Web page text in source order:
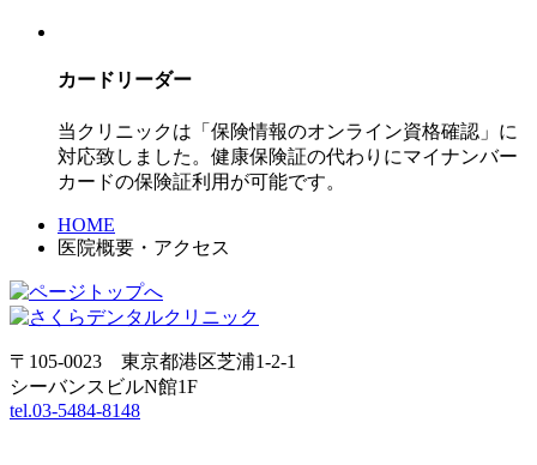
カードリーダー
当クリニックは「保険情報のオンライン資格確認」に
対応致しました。健康保険証の代わりにマイナンバー
カードの保険証利用が可能です。
HOME
医院概要・アクセス
〒105-0023 東京都港区芝浦1-2-1
シーバンスビルN館1F
tel.03-5484-8148